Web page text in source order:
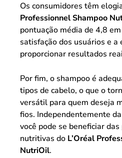
Os consumidores têm
Professionnel Shampoo
pontuação média de 4,8
satisfação dos usuários e a
proporcionar resultados
Por fim, o shampoo é
tipos de cabelo, o que o
versátil para quem deseja
fios. Independentemente
você pode se beneficiar
nutritivas do L’Oréal
NutriOil.